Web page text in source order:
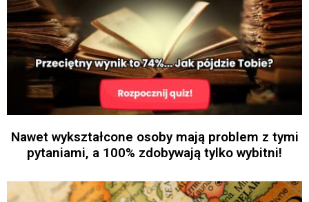
Nawet wykształcone osoby mają problem z tymi
pytaniami, a 100% zdobywają tylko wybitni!